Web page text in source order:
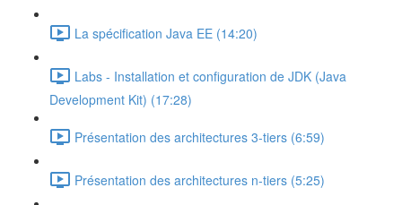
La spécification Java EE (14:20)
Labs - Installation et configuration de JDK (Java
Development Kit) (17:28)
Présentation des architectures 3-tiers (6:59)
Présentation des architectures n-tiers (5:25)